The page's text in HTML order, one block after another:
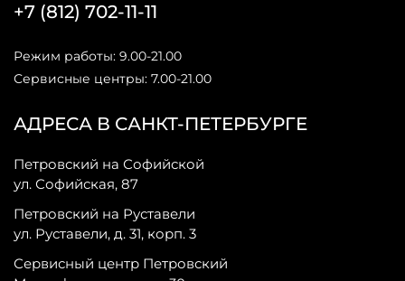
АДРЕСА В САНКТ-ПЕТЕРБУРГЕ
Петровский на Софийской
ул. Софийская, 87
Петровский на Руставели
ул. Руставели, д. 31, корп. 3
Сервисный центр Петровский
+7 (812) 702-11-11
Режим работы: 9.00-21.00
Сервисные центры: 7.00-21.00